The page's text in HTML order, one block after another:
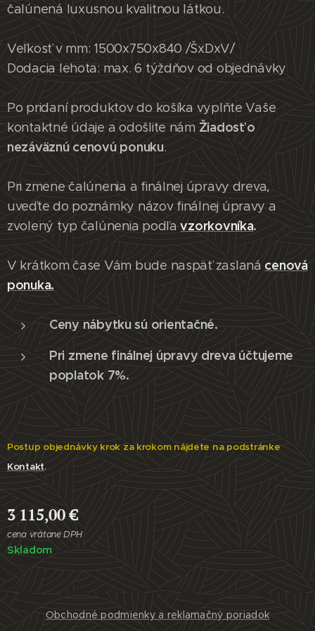
čalúnená luxusnou kvalitnou látkou.
Veľkosť v mm: 1500x750x840 /ŠxDxV/
Dodacia lehota: max. 6 týždňov od objednávky
Po pridaní produktov do košíka vyplňte Vaše
kontaktné údaje a odošlite nám Žiadosť o
nezáväznú cenovú ponuku.
Pri zmene čalúnenia a finálnej úpravy dreva,
uveďte do poznámky názov finálnej úpravy a
zvolený typ čalúnenia podľavzorkovníka.
V krátkom čase Vám bude naspäť zaslaná cenová
ponuka.
Ceny nábytku sú orientačné.
Pri zmene finálnej úpravy dreva účtujeme
poplatok 7%.
Postup objednávky krok za krokom nájdete na podstránke
Kontakt.
3 115,00€
cena vrátane DPH
Skladom
Obchodné podmienky a reklamačný poriadok